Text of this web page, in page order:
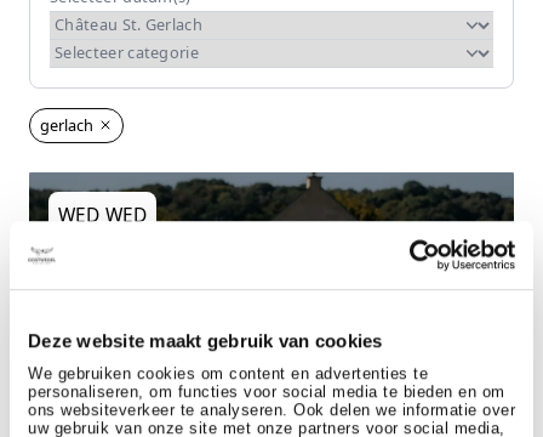
Deze website maakt gebruik van cookies
We gebruiken cookies om content en advertenties te
personaliseren, om functies voor social media te bieden en om
ons websiteverkeer te analyseren. Ook delen we informatie over
uw gebruik van onze site met onze partners voor social media,
gerlach
WED WED
Outdoor
VRIJWILLIGERSWERK IN DE TUIN